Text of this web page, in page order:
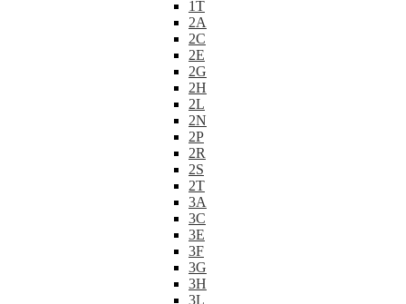
1T
2A
2C
2E
2G
2H
2L
2N
2P
2R
2S
2T
3A
3C
3E
3F
3G
3H
3L